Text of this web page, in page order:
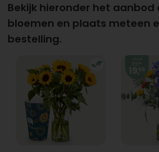
Bekijk hieronder het aanbod
bloemen en plaats meteen
bestelling.